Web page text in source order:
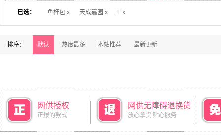
已选： 鱼杆包 x 天成嘉园 x F x
排序： 默认 热度最多 本站推荐 最新更新
网供授权
正爆的款式
网供无障碍退换货
放心拿货 贴心服务